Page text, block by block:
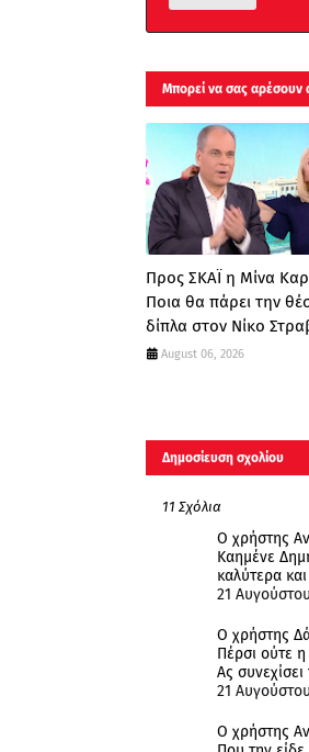
Μπορεί να σας αρέσουν
Προς ΣΚΑΪ η Μίνα
Ποια θα πάρει την
δίπλα στον Νίκο
August 06, 2026
Δημοσίευση σχολίου
11 Σχόλια
Ο χρήστης
Καημένε
καλύτερα
21
Ο χρήστης
Πέρσι ούτε
Ας
21
Ο χρήστης